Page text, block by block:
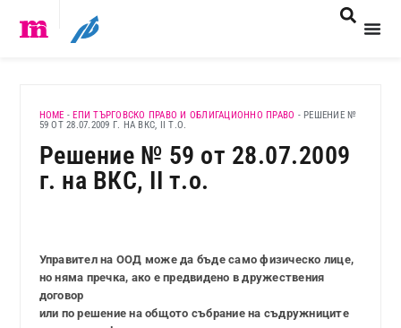
HOME - ЕПИ ТЪРГОВСКО ПРАВО И ОБЛИГАЦИОННО ПРАВО - РЕШЕНИЕ №
59 ОТ 28.07.2009 Г. НА ВКС, II Т.О.
Решение № 59 от 28.07.2009
г. на ВКС, II т.о.
Управител на ООД може да бъде само физическо лице,
но няма пречка, ако е предвидено в дружествения
договор
или по решение на общото събрание на съдружниците